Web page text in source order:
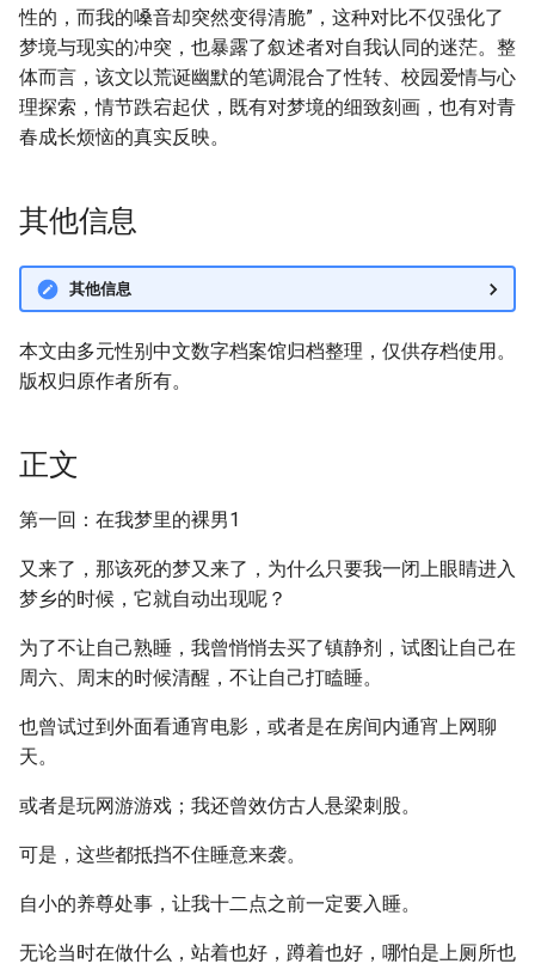
性的，而我的嗓音却突然变得清脆”，这种对比不仅强化了
梦境与现实的冲突，也暴露了叙述者对自我认同的迷茫。整
体而言，该文以荒诞幽默的笔调混合了性转、校园爱情与心
理探索，情节跌宕起伏，既有对梦境的细致刻画，也有对青
春成长烦恼的真实反映。
其他信息
其他信息
本文由多元性别中文数字档案馆归档整理，仅供存档使用。
版权归原作者所有。
正文
第一回：在我梦里的裸男1
又来了，那该死的梦又来了，为什么只要我一闭上眼睛进入
梦乡的时候，它就自动出现呢？
为了不让自己熟睡，我曾悄悄去买了镇静剂，试图让自己在
周六、周末的时候清醒，不让自己打瞌睡。
也曾试过到外面看通宵电影，或者是在房间内通宵上网聊
天。
或者是玩网游游戏；我还曾效仿古人悬梁刺股。
可是，这些都抵挡不住睡意来袭。
自小的养尊处事，让我十二点之前一定要入睡。
无论当时在做什么，站着也好，蹲着也好，哪怕是上厕所也